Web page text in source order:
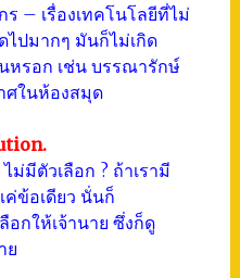
– เรื่องเทคโนโลยีที่ไม่
ไปมากๆ มันก็ไม่เกิด
หรอก เช่น บรรณารักษ์
ศในห้องสมุด
ม่มีตัวเลือก ? ถ้าเรามี
ข้อเดียว นั่นก็
กให้เจ้านาย ซึ่งก็ดู
ย